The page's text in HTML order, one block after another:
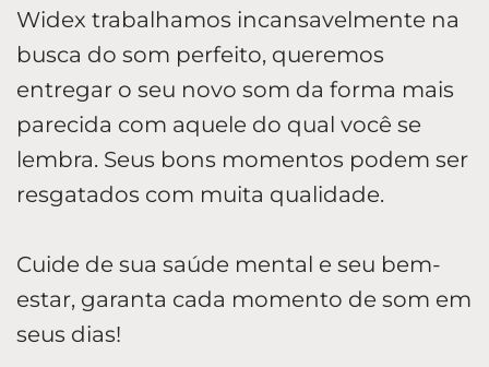
Widex trabalhamos incansavelmente na
busca do som perfeito, queremos
entregar o seu novo som da forma mais
parecida com aquele do qual você se
lembra. Seus bons momentos podem ser
resgatados com muita qualidade.
Cuide de sua saúde mental e seu bem-
estar, garanta cada momento de som em
seus dias!